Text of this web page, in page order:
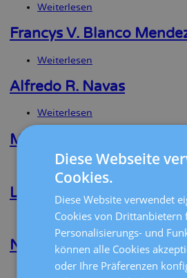
Weiterlesen
Moreno
Hurtado
Francys V. Blanco
Weiterlesen
V.
Blanco
Alfredo R. Navas
Weiterlesen
Alfredo
Maria Carme Pons Gatell
Weiterlesen über
Maria
Pons
Gatell
Laura Vilar Planella
Weiterlesen über
Laura
Vilar
Planella
Natalia Pérez Llauradó
Weiterlesen über
Diese Webseite
Cookies.
Diese Website verwendet
Cookies von Drittanbietern
Personalisierungs- und
können alle Cookies
oder Ihre Präferenzen